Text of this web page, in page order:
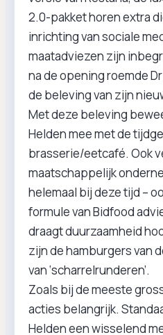
2.0-pakket horen extra
inrichting van sociale
maatadviezen zijn
na de opening roemde
de beleving van zijn
Met deze beleving
Helden mee met de
brasserie/eetcafé. Ook
maatschappelijk
helemaal bij deze tijd –
formule van Bidfood
draagt duurzaamheid
zijn de hamburgers van
van ‘scharrelrunderen’.
Zoals bij de meeste
acties belangrijk.
Helden een wisselend